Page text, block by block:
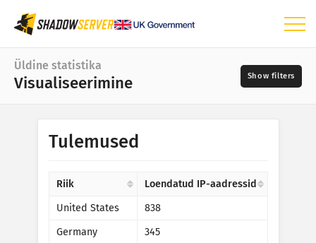
Andmelaud
Üldine statistika
Maailmakaart
Regiooni kaart
Puukaart
Visualiseerimine
Üldine statistika
Visualiseerimine
Kuupäevavahemik
Raskusaste
Tulemused
Riik
Loendatud IP-aadressid
United States
838
Germany
345